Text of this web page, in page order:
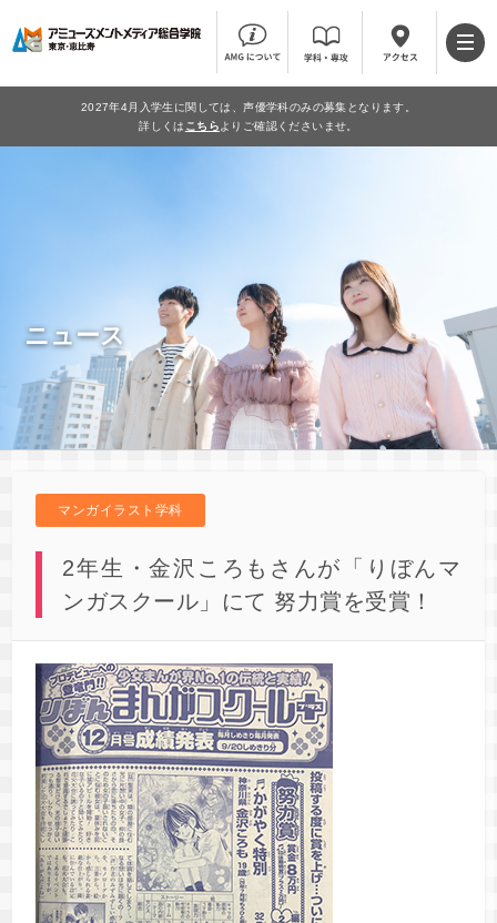
2027年4月入学生に関しては、声優学科のみの募集となります。
詳しくは こちら よりご確認くださいませ。
ニュース
マンガイラスト学科
2年生・金沢ころもさんが「りぼんマ
ンガスクール」にて 努力賞を受賞！